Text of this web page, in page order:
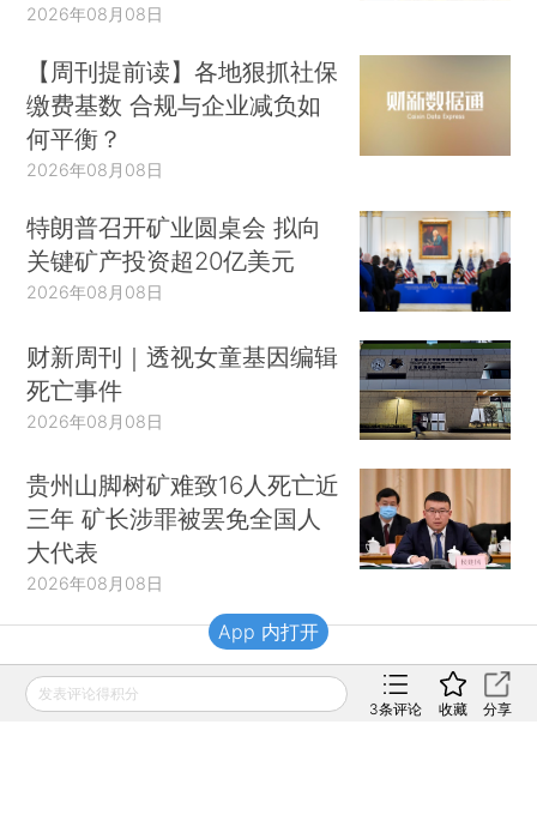
2026年08月08日
【周刊提前读】各地狠抓社保
缴费基数 合规与企业减负如
何平衡？
2026年08月08日
特朗普召开矿业圆桌会 拟向
关键矿产投资超20亿美元
2026年08月08日
财新周刊｜透视女童基因编辑
死亡事件
2026年08月08日
贵州山脚树矿难致16人死亡近
三年 矿长涉罪被罢免全国人
大代表
2026年08月08日
财新移动
发表评论得积分
3条评论 收藏 分享
App 内打开